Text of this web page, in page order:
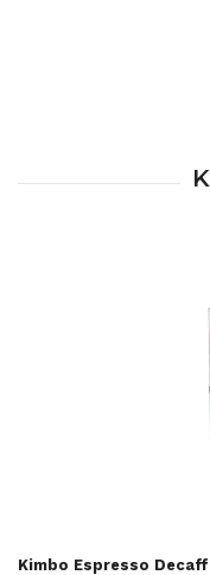
Kimbo Espresso